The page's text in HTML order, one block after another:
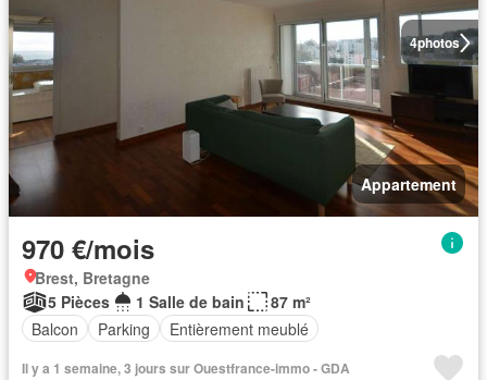
4photos
Appartement
970 €/mois
Brest, Bretagne
5 Pièces
1 Salle de bain
87 m²
Balcon
Parking Entièrement meublé
Il y a 1 semaine, 3 jours sur Ouestfrance-immo - GDA